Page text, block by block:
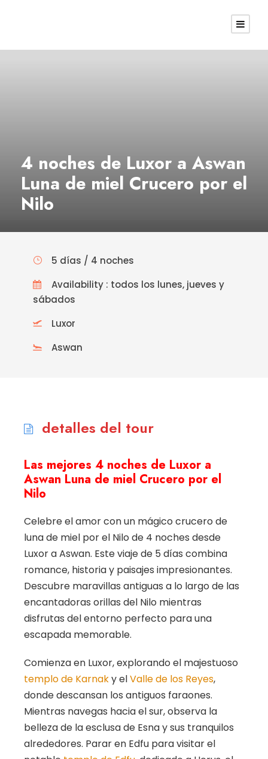
4 noches de Luxor a Aswan
Luna de miel Crucero por el
Nilo
5 días / 4 noches
Availability : todos los lunes, jueves y
sábados
Luxor
Aswan
detalles del tour
Las mejores 4 noches de Luxor a
Aswan Luna de miel Crucero por el
Nilo
Celebre el amor con un mágico crucero de
luna de miel por el Nilo de 4 noches desde
Luxor a Aswan. Este viaje de 5 días combina
romance, historia y paisajes impresionantes.
Descubre maravillas antiguas a lo largo de las
encantadoras orillas del Nilo mientras
disfrutas del entorno perfecto para una
escapada memorable.
Comienza en Luxor, explorando el majestuoso
templo de Karnaky elValle de los Reyes,
donde descansan los antiguos faraones.
Mientras navegas hacia el sur, observa la
belleza de la esclusa de Esna y sus tranquilos
alrededores. Parar en Edfu para visitar el